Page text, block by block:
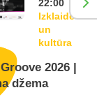
22:00
Izklaide
un
kultūra
2026 |
džema